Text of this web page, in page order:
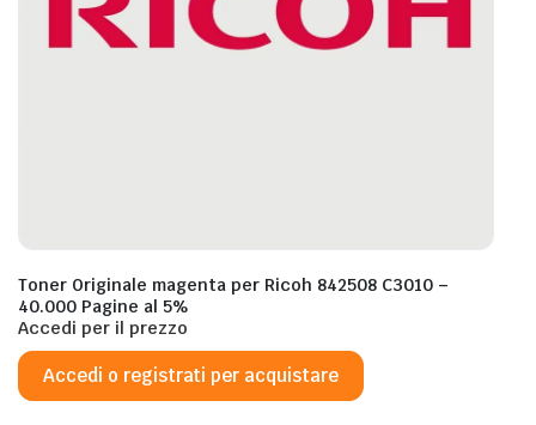
Toner Originale magenta per Ricoh 842508 C3010 –
40.000 Pagine al 5%
Accedi per il prezzo
Accedi o registrati per acquistare